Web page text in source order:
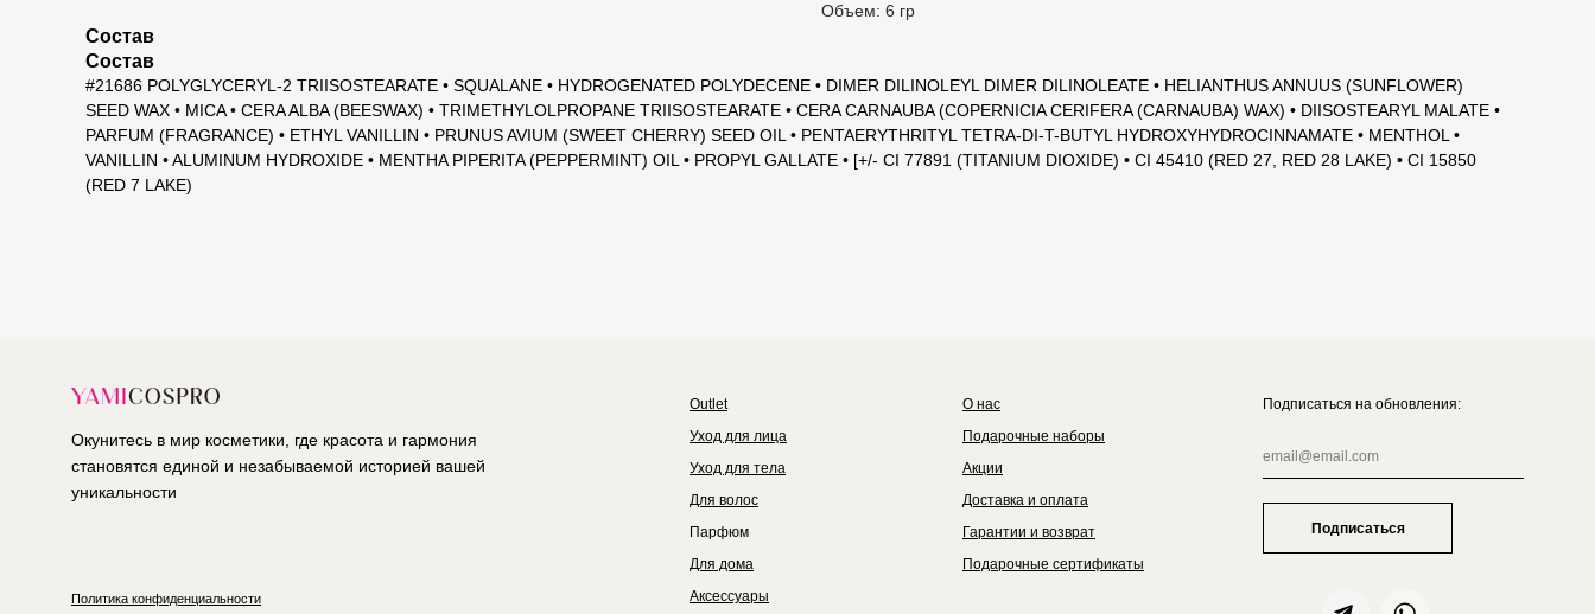
Объем: 6 гр
Состав
Состав
#21686 POLYGLYCERYL-2 TRIISOSTEARATE • SQUALANE • HYDROGENATED POLYDECENE • DIMER DILINOLEYL DIMER DILINOLEATE • HELIANTHUS ANNUUS (SUNFLOWER)
SEED WAX • MICA • CERA ALBA (BEESWAX) • TRIMETHYLOLPROPANE TRIISOSTEARATE • CERA CARNAUBA (COPERNICIA CERIFERA (CARNAUBA) WAX) • DIISOSTEARYL MALATE •
PARFUM (FRAGRANCE) • ETHYL VANILLIN • PRUNUS AVIUM (SWEET CHERRY) SEED OIL • PENTAERYTHRITYL TETRA-DI-T-BUTYL HYDROXYHYDROCINNAMATE • MENTHOL •
VANILLIN • ALUMINUM HYDROXIDE • MENTHA PIPERITA (PEPPERMINT) OIL • PROPYL GALLATE • [+/- CI 77891 (TITANIUM DIOXIDE) • CI 45410 (RED 27, RED 28 LAKE) • CI 15850
(RED 7 LAKE)
Outlet
Окунитесь в мир косметики, где красота и гармония
становятся единой и незабываемой историей вашей
уникальности
Политика конфиденциальности
Уход для лица
Уход для тела
Для волос
Парфюм
Для дома
Аксессуары
О нас
Подарочные наборы
Акции
Доставка и оплата
Гарантии и возврат
Подарочные сертификаты
Подписаться на обновления:
Подписаться